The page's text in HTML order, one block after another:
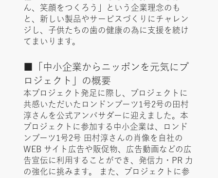
ん、笑顔をつくろう」という企業理念のも
と、新しい製品やサービスづくりにチャレン
ジし、子供たちの歯の健康の為に支援を続け
てまいります。
■「中小企業からニッポンを元気にプ
ロジェクト」の概要
本プロジェクト発足に際し、プロジェクトに
共感いただいたロンドンブーツ1号2号の田村
淳さんを公式アンバサダーに迎えました。本
プロジェクトに参加する中小企業は、ロンド
ンブーツ1号2号 田村淳さんの肖像を自社の
WEB サイト広告や販促物、広告動画などの広
告宣伝に利用することができ、発信力・PR 力
の強化に挑みます。 また、プロジェクトに参